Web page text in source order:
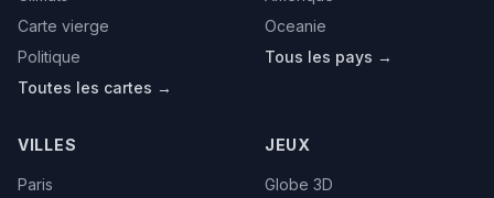
Carte vierge
Politique
Toutes les cartes →
Oceanie
Tous les pays →
VILLES
Paris
JEUX
Globe 3D